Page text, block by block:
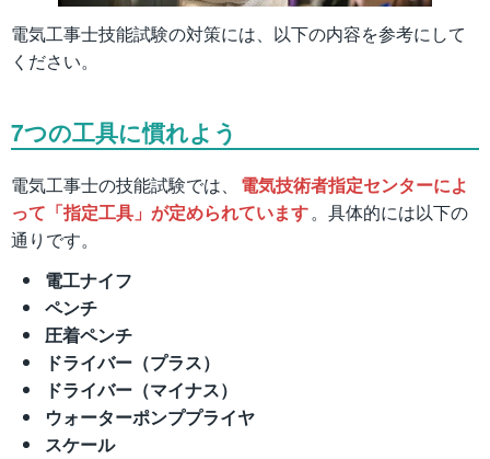
電気工事士技能試験の対策には、以下の内容を参考にして
ください。
7つの工具に慣れよう
電気工事士の技能試験では、
電気技術者指定センターによ
って「指定工具」が定められています。具体的には以下の
通りです。
電工ナイフ
ペンチ
圧着ペンチ
ドライバー（プラス）
ドライバー（マイナス）
ウォーターポンププライヤ
スケール